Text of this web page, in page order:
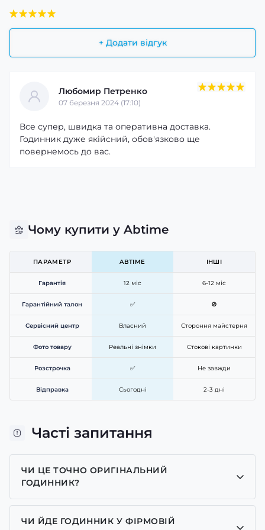
+ Додати відгук
Любомир Петренко
07 березня 2024 (17:10)
Все супер, швидка та оперативна доставка.
Годинник дуже якійсний, обов'язково ще
повернемось до вас.
Чому купити у Abtime
ПАРАМЕТР ABTIME ІНШІ
Гарантія 12 міс 6-12 міс
Гарантійний талон ✅ 🚫
Сервісний центр Власний Стороння майстерня
Фото товару Реальні знімки Стокові картинки
Розстрочка ✅ Не завжди
Відправка Сьогодні 2-3 дні
Часті запитання
ЧИ ЦЕ ТОЧНО ОРИГІНАЛЬНИЙ
ГОДИННИК?
Так, усі годинники у нас лише оригінальні, ми є
представником багатьох брендів.
ЧИ ЙДЕ ГОДИННИК У ФІРМОВІЙ